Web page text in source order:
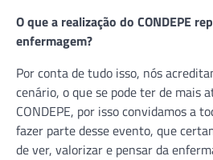
O que a realização do CONDEPE
enfermagem?
Por conta de tudo isso, nós
cenário, o que se pode ter de mais
CONDEPE, por isso convidamos a
fazer parte desse evento, que
de ver, valorizar e pensar da